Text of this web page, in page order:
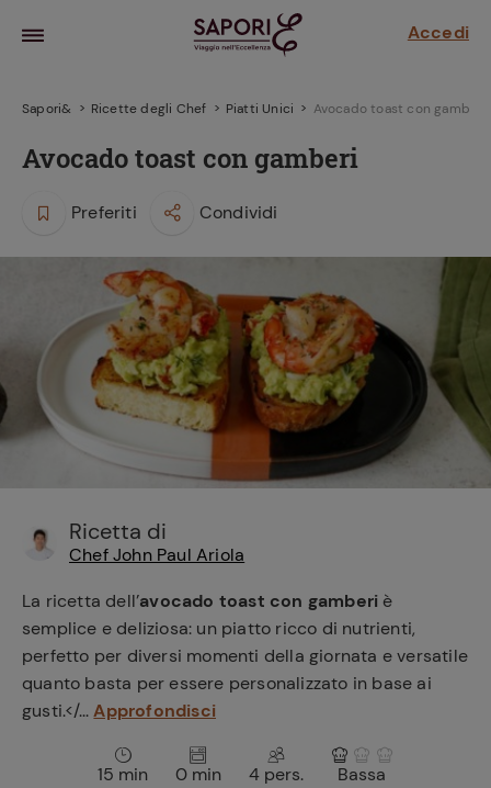
Accedi
Sapori& Ricette degli Chef Piatti Unici Avocado toast con gamberi
Avocado toast con gamberi
Preferiti Condividi
Ricetta di
Chef John Paul Ariola
La ricetta dell’avocado toast con gamberi è
semplice e deliziosa: un piatto ricco di nutrienti,
perfetto per diversi momenti della giornata e versatile
quanto basta per essere personalizzato in base ai
gusti.</... Approfondisci
15 min 0 min 4 pers. Bassa